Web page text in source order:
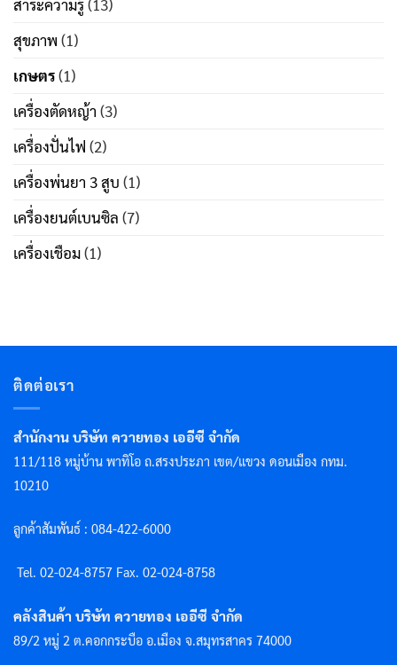
สาระความรู้(13)
สุขภาพ (1)
เกษตร(1)
เครื่องตัดหญ้า (3)
เครื่องปั่นไฟ (2)
เครื่องพ่นยา 3 สูบ (1)
เครื่องยนต์เบนซิล (7)
เครื่องเชือม(1)
ติดต่อเรา
สำนักงาน บริษัท ควายทอง เออีซี จำกัด
111/118 หมู่บ้าน พาทิโอ ถ.สรงประภา เขต/แขวง ดอนเมือง กทม.
10210
ลูกค้าสัมพันธ์ : 084-422-6000
Tel. 02-024-8757 Fax. 02-024-8758
คลังสินค้า บริษัท ควายทอง เออีซี จำกัด
89/2 หมู่ 2 ต.คอกกระบือ อ.เมือง จ.สมุทรสาคร 74000